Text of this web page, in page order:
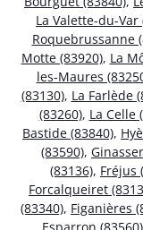
La Valette-du-Var
Roquebrussanne
Motte (83920), La
les-Maures
(83130), La Farlède
(83260), La Celle
Bastide (83840),
(83590),
(83136), Fréjus
Forcalqueiret
(83340), Figanières